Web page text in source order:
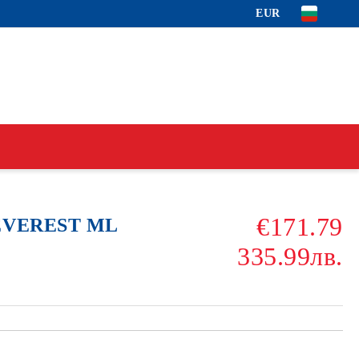
EUR
ML
€171.79
335.99лв.